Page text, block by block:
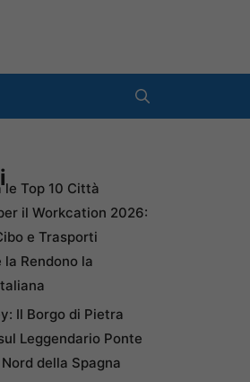
le Top 10 Città
il Workcation 2026:
e Trasporti
Rendono la
Il Borgo di Pietra
Leggendario Ponte
della Spagna